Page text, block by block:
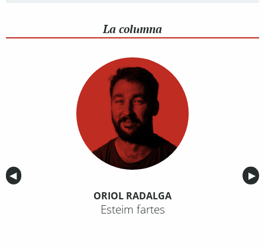
La columna
Anterior
◀︎ ▶︎
ORIOL RADALGA
Esteim fartes